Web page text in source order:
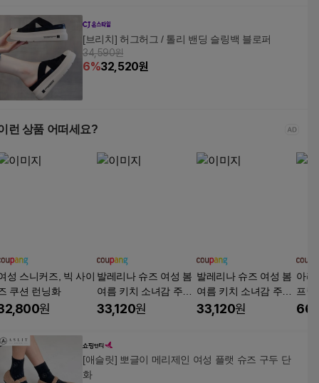
[브리치] 허그허그 / 톨리 밴딩 슬링백 블로퍼
34,590원
6%32,520원
런 상품 어떠세요?
성 스니커즈, 빅 사이
쿠션 런닝화
원
발레리나 슈즈 여성 봄
여름 키치 소녀감 주름
리본 크로스스트랩 인
33,120원
발레리나 슈즈 여성 봄
여름 키치 소녀감 주름
리본 크로스스트랩 인
33,120원
아리
프릴
드
[애슬릿] 뽀글이 메리제인 여성 플랫 슈즈 구두 단
화